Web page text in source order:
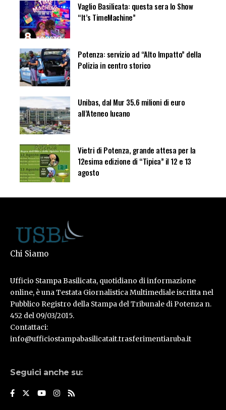
Vaglio Basilicata: questa sera lo Show
“It’s TimeMachine”
Potenza: servizio ad “Alto Impatto” della
Polizia in centro storico
Unibas, dal Mur 35.6 milioni di euro
all’Ateneo lucano
Vietri di Potenza, grande attesa per la
12esima edizione di “Tipica” il 12 e 13
agosto
Chi Siamo
Ufficio Stampa Basilicata, quotidiano di informazione
online, è una Testata Giornalistica Multimediale iscritta nel
Pubblico Registro della Stampa del Tribunale di Potenza n.
452 del 09/03/2015.
Contattaci:
info@ufficiostampabasilicatait.trasferimentiaruba.it
Seguici anche su: